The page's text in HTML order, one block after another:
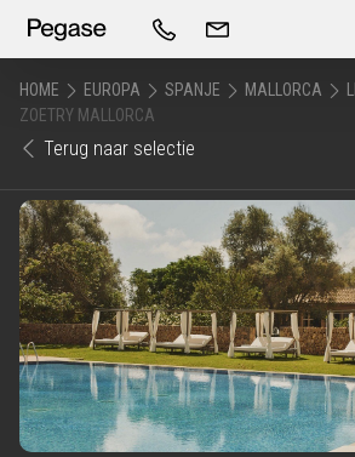
HOME EUROPA SPANJE MALLORCA
ZOETRY MALLORCA
Terug naar selectie